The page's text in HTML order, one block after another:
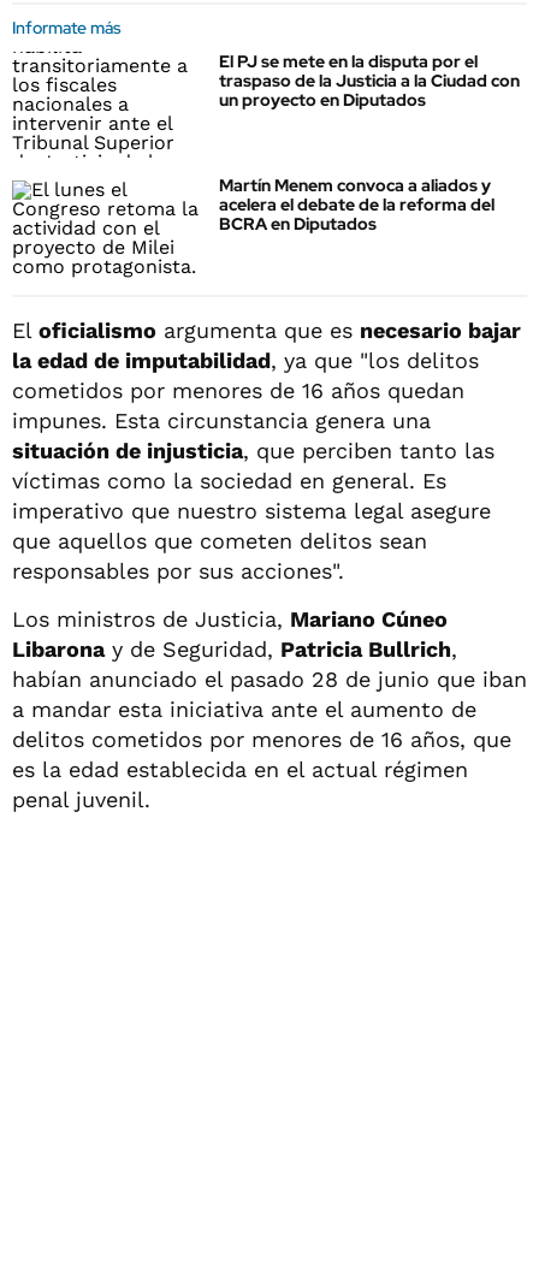
Informate más
El PJ se mete en la disputa por el
traspaso de la Justicia a la Ciudad con
un proyecto en Diputados
Martín Menem convoca a aliados y
acelera el debate de la reforma del
BCRA en Diputados
El oficialismo argumenta que es necesario bajar
la edad de imputabilidad, ya que "los delitos
cometidos por menores de 16 años quedan
impunes. Esta circunstancia genera una
situación de injusticia, que perciben tanto las
víctimas como la sociedad en general. Es
imperativo que nuestro sistema legal asegure
que aquellos que cometen delitos sean
responsables por sus acciones".
Los ministros de Justicia, Mariano Cúneo
Libaronay de Seguridad, Patricia Bullrich,
habían anunciado el pasado 28 de junio que iban
a mandar esta iniciativa ante el aumento de
delitos cometidos por menores de 16 años, que
es la edad establecida en el actual régimen
penal juvenil.